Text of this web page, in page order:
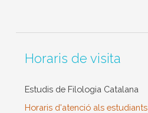
Horaris de visita
Estudis de Filologia Catalana
Horaris d'atenció als estudiants